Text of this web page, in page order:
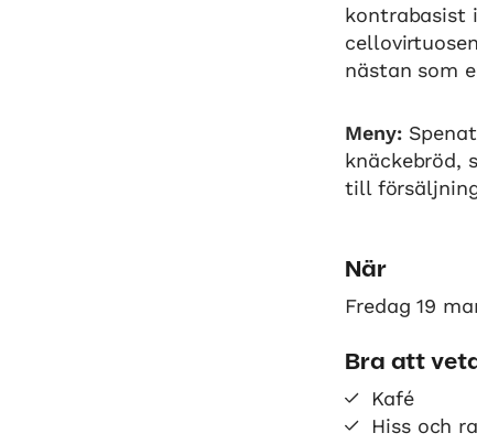
kontrabasist
nästan som
Meny:
knäckebröd,
till
När
Fredag 19
Bra att
Kafé
Hiss och